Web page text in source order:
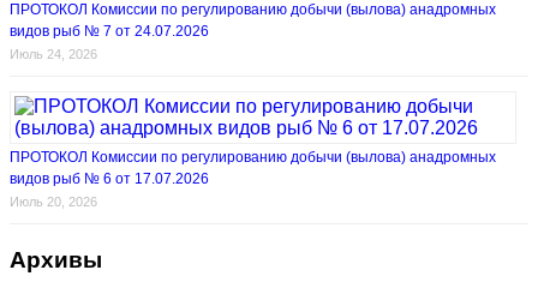
ПРОТОКОЛ Комиссии по регулированию добычи (вылова) анадромных
видов рыб № 7 от 24.07.2026
Июль 24, 2026
ПРОТОКОЛ Комиссии по регулированию добычи (вылова) анадромных
видов рыб № 6 от 17.07.2026
Июль 20, 2026
Архивы